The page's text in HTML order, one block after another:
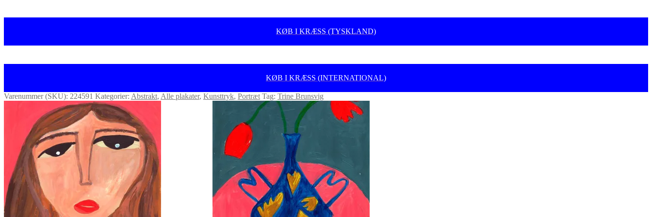
KØB I KRÆSS (TYSKLAND)
KØB I KRÆSS (INTERNATIONAL)
Varenummer (SKU): 224591 Kategorier: Abstrakt, Alle plakater, Kunsttryk, Portræt Tag: Trine Brunsvig